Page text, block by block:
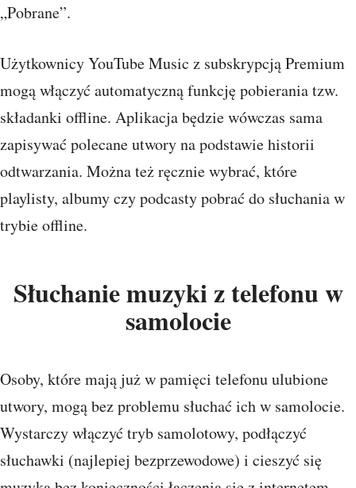
„Pobrane”.
Użytkownicy YouTube Music z subskrypcją Premium
mogą włączyć automatyczną funkcję pobierania tzw.
składanki offline. Aplikacja będzie wówczas sama
zapisywać polecane utwory na podstawie historii
odtwarzania. Można też ręcznie wybrać, które
playlisty, albumy czy podcasty pobrać do słuchania w
trybie offline.
Słuchanie muzyki z telefonu w
samolocie
Osoby, które mają już w pamięci telefonu ulubione
utwory, mogą bez problemu słuchać ich w samolocie.
Wystarczy włączyć tryb samolotowy, podłączyć
słuchawki (najlepiej bezprzewodowe) i cieszyć się